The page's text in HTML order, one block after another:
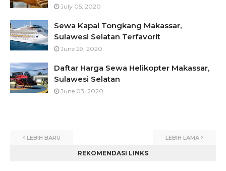
July 05, 2020
Sewa Kapal Tongkang Makassar,
Sulawesi Selatan Terfavorit
June 29, 2020
Daftar Harga Sewa Helikopter Makassar,
Sulawesi Selatan
June 03, 2020
LEBIH BARU LEBIH LAMA
REKOMENDASI LINKS